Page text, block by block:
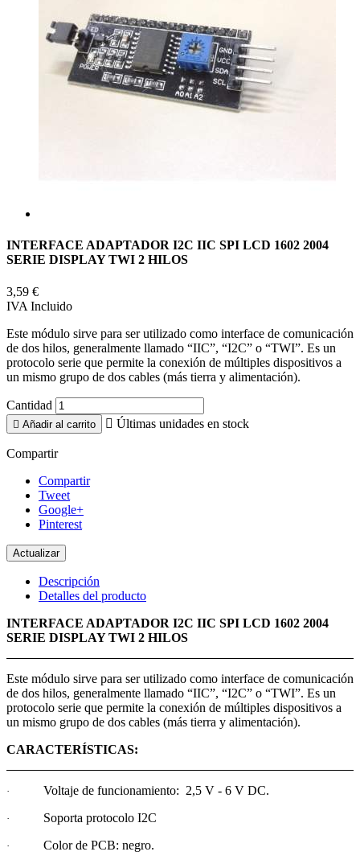
INTERFACE ADAPTADOR I2C IIC SPI LCD 1602 2004
SERIE DISPLAY TWI 2 HILOS
3,59 €
IVA Incluido
Este módulo sirve para ser utilizado como interface de comunicación
de dos hilos, generalmente llamado “IIC”, “I2C” o “TWI”. Es un
protocolo serie que permite la conexión de múltiples dispositivos a
un mismo grupo de dos cables (más tierra y alimentación).
Cantidad
 Añadir al carrito  Últimas unidades en stock
Compartir
Compartir
Tweet
Google+
Pinterest
Descripción
Detalles del producto
INTERFACE ADAPTADOR I2C IIC SPI LCD 1602 2004
SERIE DISPLAY TWI 2 HILOS
Este módulo sirve para ser utilizado como interface de comunicación
de dos hilos, generalmente llamado “IIC”, “I2C” o “TWI”. Es un
protocolo serie que permite la conexión de múltiples dispositivos a
un mismo grupo de dos cables (más tierra y alimentación).
CARACTERÍSTICAS:
· Voltaje de funcionamiento: 2,5 V - 6 V DC.
· Soporta protocolo I2C
· Color de PCB: negro.